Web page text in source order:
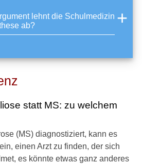
lehnt die Schulmedizin
ab?
statt MS: zu welchem
(MS) diagnostiziert, kann es
einen Arzt zu finden, der sich
es könnte etwas ganz anderes